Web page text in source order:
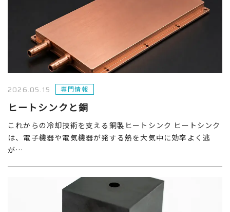
2026.05.15 専門情報
ヒートシンクと銅
これからの冷却技術を支える銅製ヒートシンク ヒートシンク
は、電子機器や電気機器が発する熱を大気中に効率よく逃
が…